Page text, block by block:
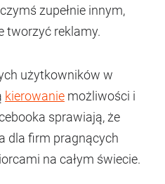
zupełnie innym,
tworzyć reklamy.
użytkowników w
kierowanie możliwości i
sprawiają, że
dla firm pragnących
na całym świecie.